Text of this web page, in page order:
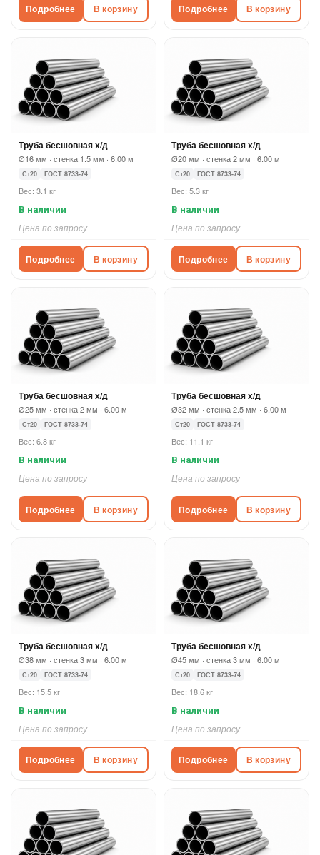
Подробнее В корзину Подробнее В корзину
Труба бесшовная х/д
Ø16 мм · стенка 1.5 мм · 6.00 м
Ст20 ГОСТ 8733-74
Вес: 3.1 кг
В наличии
Цена по запросу
Подробнее В корзину
Труба бесшовная х/д
Ø20 мм · стенка 2 мм · 6.00 м
Ст20 ГОСТ 8733-74
Вес: 5.3 кг
В наличии
Цена по запросу
Подробнее В корзину
Труба бесшовная х/д
Ø25 мм · стенка 2 мм · 6.00 м
Ст20 ГОСТ 8733-74
Вес: 6.8 кг
В наличии
Цена по запросу
Подробнее В корзину
Труба бесшовная х/д
Ø32 мм · стенка 2.5 мм · 6.00 м
Ст20 ГОСТ 8733-74
Вес: 11.1 кг
В наличии
Цена по запросу
Подробнее В корзину
Труба бесшовная х/д
Ø38 мм · стенка 3 мм · 6.00 м
Ст20 ГОСТ 8733-74
Вес: 15.5 кг
В наличии
Цена по запросу
Подробнее В корзину
Труба бесшовная х/д
Ø45 мм · стенка 3 мм · 6.00 м
Ст20 ГОСТ 8733-74
Вес: 18.6 кг
В наличии
Цена по запросу
Подробнее В корзину